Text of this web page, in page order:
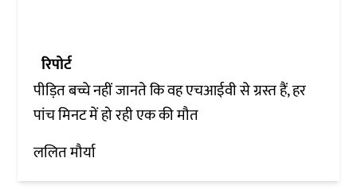
रिपोर्ट
पीड़ित बच्चे नहीं जानते कि वह एचआईवी से ग्रस्त हैं, हर
पांच मिनट में हो रही एक की मौत
ललित मौर्या